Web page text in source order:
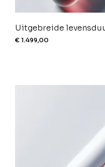
Uitgebreide
€ 1.499,00